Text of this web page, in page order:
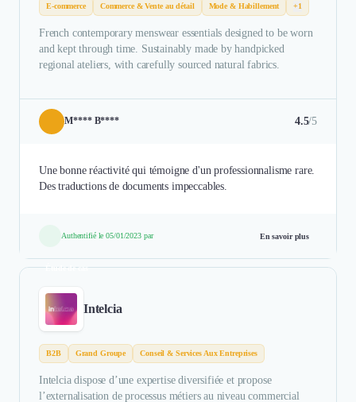
E-commerce Commerce & Vente au détail Mode & Habillement +1
French contemporary menswear essentials designed to be worn
and kept through time. Sustainably made by handpicked
regional ateliers, with carefully sourced natural fabrics.
M**** B**** 4.5/5
Une bonne réactivité qui témoigne d'un professionnalisme rare.
Des traductions de documents impeccables.
Authentifié le 05/01/2023 par En savoir plus
Étude de cas
Intelcia
B2B Grand Groupe Conseil & Services Aux Entreprises
Intelcia dispose d’une expertise diversifiée et propose
l’externalisation de processus métiers au niveau commercial